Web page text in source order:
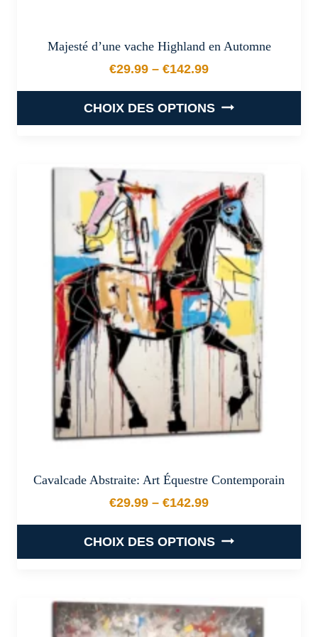
Majesté d’une vache Highland en Automne
€29.99 – €142.99
Plage de prix : €29.99 à
CHOIX DES OPTIONS
plusieurs
variations.
Les
options
peuvent
être
choisies
sur
la
page
du
produit
Cavalcade Abstraite: Art Équestre Contemporain
€29.99 – €142.99
Plage de prix : €29.99 à
CHOIX DES OPTIONS
a
plusieurs